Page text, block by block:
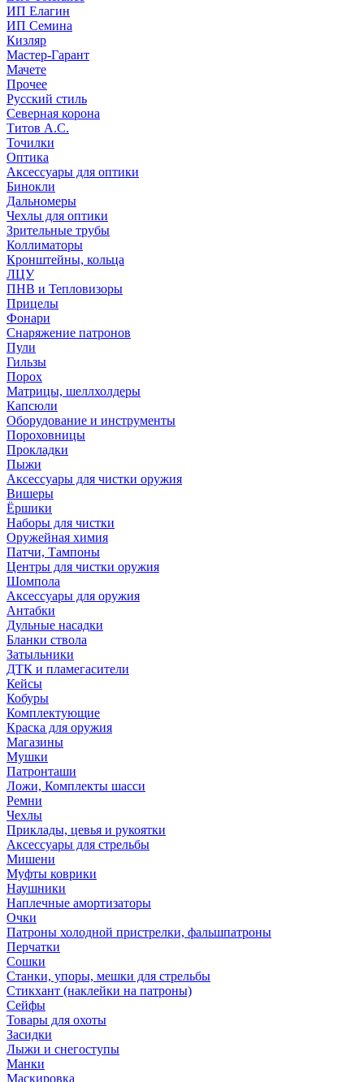
ИП Елагин
ИП Семина
Кизляр
Мастер-Гарант
Мачете
Прочее
Русский стиль
Северная корона
Титов А.С.
Точилки
Оптика
Аксессуары для оптики
Бинокли
Дальномеры
Чехлы для оптики
Зрительные трубы
Коллиматоры
Кронштейны, кольца
ЛЦУ
ПНВ и Тепловизоры
Прицелы
Фонари
Снаряжение патронов
Пули
Гильзы
Порох
Матрицы, шеллхолдеры
Капсюли
Оборудование и инструменты
Пороховницы
Прокладки
Пыжи
Аксессуары для чистки оружия
Вишеры
Ёршики
Наборы для чистки
Оружейная химия
Патчи, Тампоны
Центры для чистки оружия
Шомпола
Аксессуары для оружия
Антабки
Дульные насадки
Бланки ствола
Затыльники
ДТК и пламегасители
Кейсы
Кобуры
Комплектующие
Краска для оружия
Магазины
Мушки
Патронташи
Ложи, Комплекты шасси
Ремни
Чехлы
Приклады, цевья и рукоятки
Аксессуары для стрельбы
Мишени
Муфты коврики
Наушники
Наплечные амортизаторы
Очки
Патроны холодной пристрелки, фальшпатроны
Перчатки
Сошки
Станки, упоры, мешки для стрельбы
Стикхант (наклейки на патроны)
Сейфы
Товары для охоты
Засидки
Лыжи и снегоступы
Манки
Маскировка